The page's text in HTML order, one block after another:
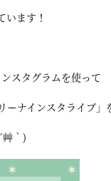
います！
スタグラムを使って
ーナインスタライブ」
｀)